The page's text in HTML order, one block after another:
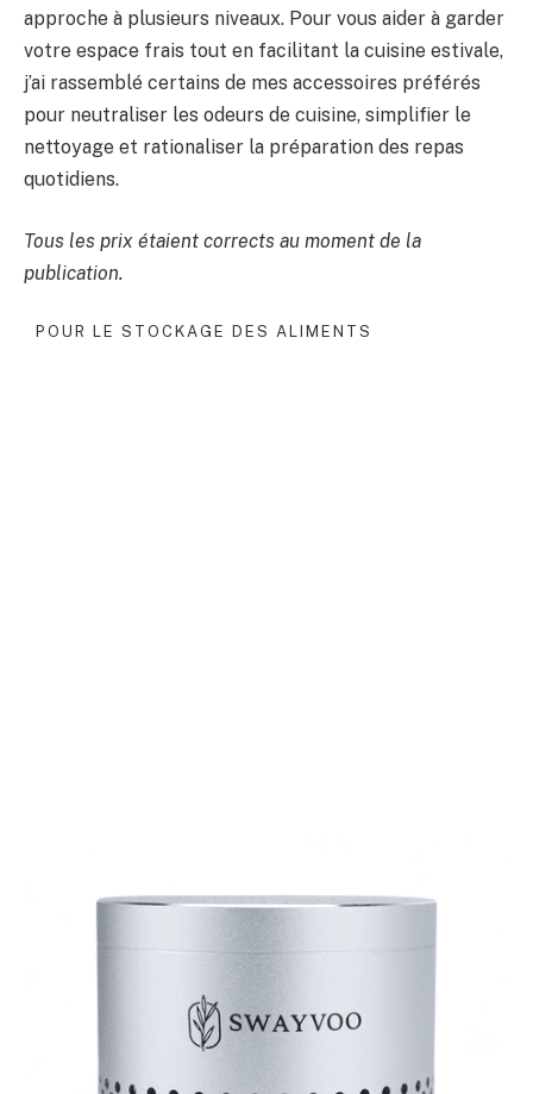
approche à plusieurs niveaux. Pour vous aider à garder
votre espace frais tout en facilitant la cuisine estivale,
j’ai rassemblé certains de mes accessoires préférés
pour neutraliser les odeurs de cuisine, simplifier le
nettoyage et rationaliser la préparation des repas
quotidiens.
Tous les prix étaient corrects au moment de la
publication.
POUR LE STOCKAGE DES ALIMENTS